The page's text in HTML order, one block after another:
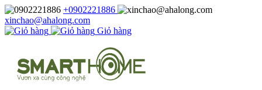
+0902221886
xinchao@ahalong.com
Giỏ hàng